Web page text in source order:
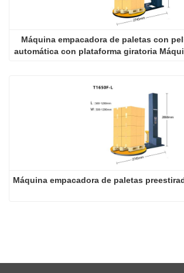
Máquina empacadora de paletas con
automática con plataforma giratoria
Máquina empacadora de paletas